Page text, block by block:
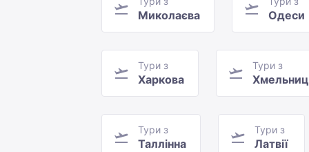
Миколаєва Одеси
Тури з
Харкова
Тури з
Тури з
Таллінна
Тури з
Латвії